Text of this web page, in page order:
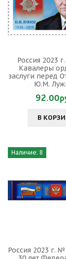
Россия 2023
Кавалеры
заслуги перед
Ю.М.
В
Наличие: 8
Россия 2023 г.